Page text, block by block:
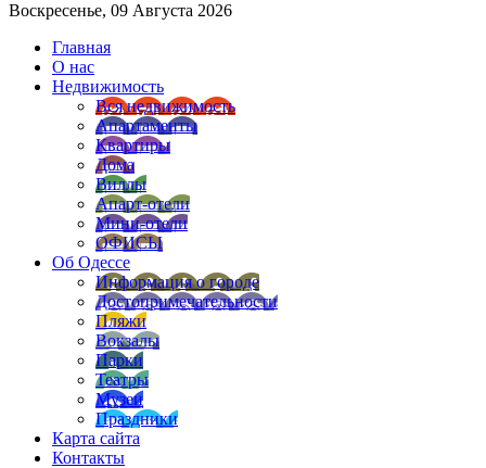
Воскресенье, 09 Августа 2026
Главная
О нас
Недвижимость
Вся недвижимость
Апартаменты
Квартиры
Дома
Виллы
Апарт-отели
Мини-отели
ОФИСЫ
Об Одессе
Информация о городе
Достопримечательности
Пляжи
Вокзалы
Парки
Театры
Музеи
Праздники
Карта сайта
Контакты